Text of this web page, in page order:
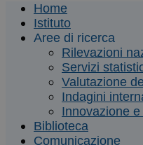
Home
Istituto
Aree di ricerca
Rilevazioni
Servizi
Valutazione
Indagini
Innovazione
Biblioteca
Comunicazione